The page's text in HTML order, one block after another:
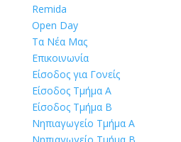
Remida
Open Day
Τα Νέα Μας
Επικοινωνία
Είσοδος για Γονείς
Είσοδος Τμήμα Α
Είσοδος Τμήμα Β
Νηπιαγωγείο Τμήμα Α